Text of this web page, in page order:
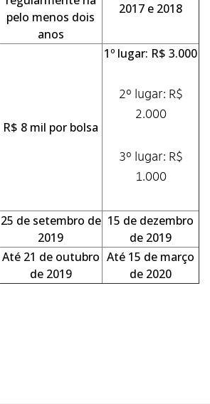
e Política de
pelo menos dois
anos
2017 e 2018
R$ 8 mil por bolsa
1º lugar: R$ 3.000
2º lugar: R$
2.000
3º lugar: R$
1.000
25 de setembro de
2019
15 de dezembro
de 2019
Até 21 de outubro
de 2019
Até 15 de março
de 2020